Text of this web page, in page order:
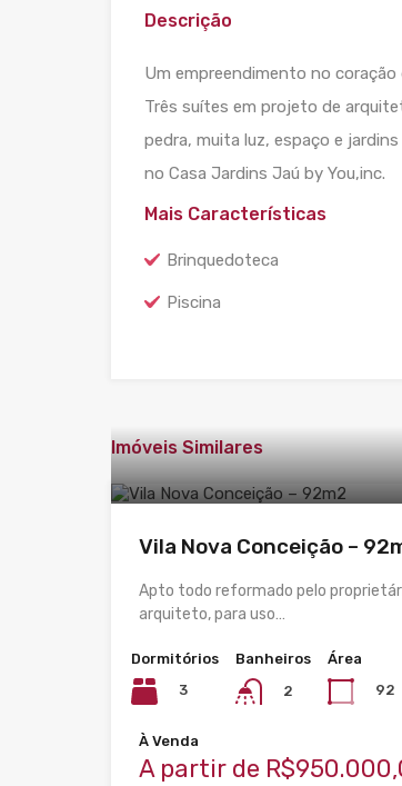
Descrição
Um empreendimento no coração
Três suítes em projeto de
pedra, muita luz, espaço e
no Casa Jardins Jaú by You,inc.
Mais Características
Brinquedoteca
Piscina
Imóveis Similares
Vila Nova Conceição –
Apto todo reformado pelo
arquiteto, para uso…
Dormitórios
3
Banheiros
2
Área
92
À Venda
A partir de